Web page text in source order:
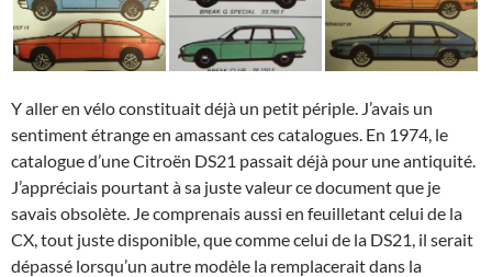
Y aller en vélo constituait déjà un petit périple. J’avais un
sentiment étrange en amassant ces catalogues. En 1974, le
catalogue d’une Citroën DS21 passait déjà pour une antiquité.
J’appréciais pourtant à sa juste valeur ce document que je
savais obsolète. Je comprenais aussi en feuilletant celui de la
CX, tout juste disponible, que comme celui de la DS21, il serait
dépassé lorsqu’un autre modèle la remplacerait dans la